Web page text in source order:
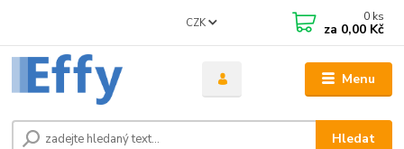
Menu
CZK
Hledat
0 ks
za 0,00 Kč